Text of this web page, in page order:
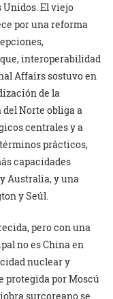
El viejo
por una reforma
interoperabilidad
Affairs sostuvo en
de la
Norte obliga a
centrales y a
prácticos,
capacidades
Australia, y una
y Seúl.
pero con una
no es China en
nuclear y
protegida por Moscú
surcoreano se